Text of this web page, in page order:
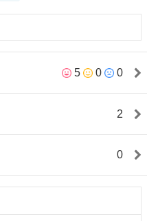
5 0 0
2
0